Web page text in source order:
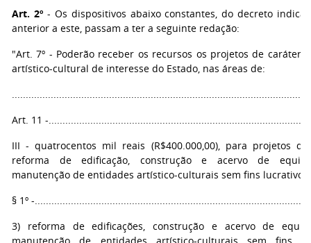
Art. 2º- Os dispositivos abaixo constantes, do decreto
anterior a este, passam a ter a seguinte redação:
"Art. 7º - Poderão receber os recursos os projetos de caráter
artístico-cultural de interesse do Estado, nas áreas de:
Art. 11 -
III - quatrocentos mil reais (R$400.000,00), para projetos
reforma de edificação, construção e acervo de
manutenção de entidades artístico-culturais sem fins lucrativos.
§ 1º -
3) reforma de edificações, construção e acervo de